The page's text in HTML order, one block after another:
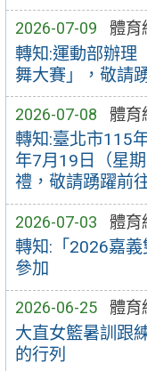
2026-07-09 體育
轉知:運動部辦理
舞大賽」，敬請
2026-07-08 體育
轉知:臺北市115
年7月19日（星
禮，敬請踴躍前
2026-07-03 體育
轉知:「2026嘉
參加
2026-06-25 體育
大直女籃暑訓跟
的行列